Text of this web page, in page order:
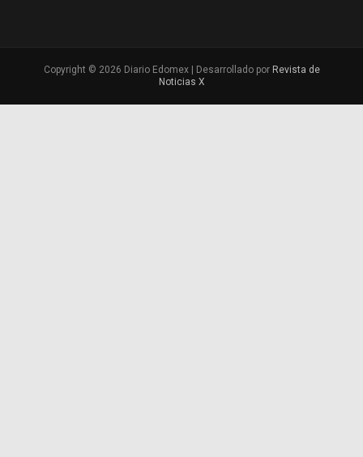
Copyright © 2026 Diario Edomex | Desarrollado por Revista de
Noticias X